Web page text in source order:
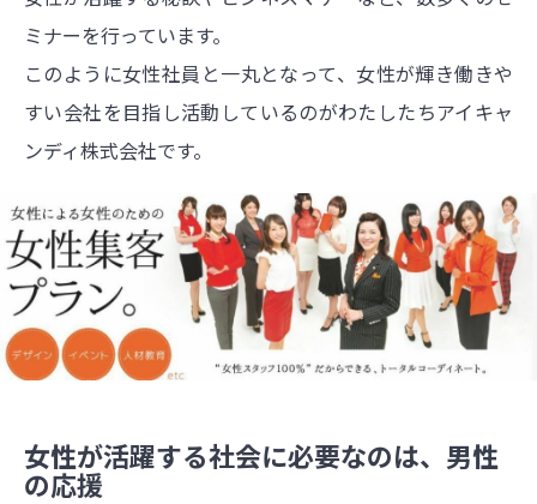
ミナーを行っています。
このように女性社員と一丸となって、女性が輝き働きや
すい会社を目指し活動しているのがわたしたちアイキャ
ンディ株式会社です。
女性が活躍する社会に必要なのは、男性
の応援